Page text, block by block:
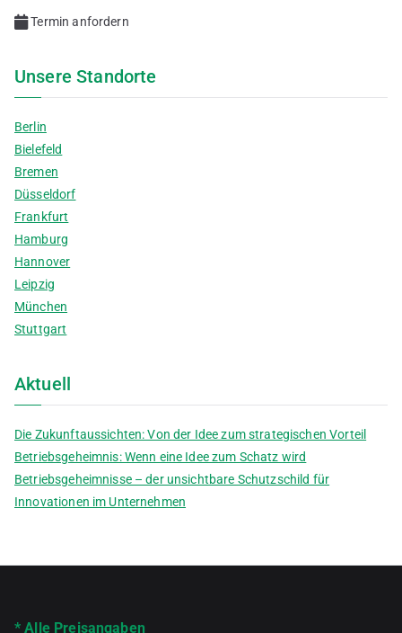
Termin anfordern
Unsere Standorte
Berlin
Bielefeld
Bremen
Düsseldorf
Frankfurt
Hamburg
Hannover
Leipzig
München
Stuttgart
Aktuell
Die Zukunftaussichten: Von der Idee zum strategischen Vorteil
Betriebsgeheimnis: Wenn eine Idee zum Schatz wird
Betriebsgeheimnisse – der unsichtbare Schutzschild für
Innovationen im Unternehmen
* Alle Preisangaben